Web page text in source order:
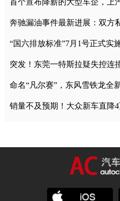
突发！东莞一特斯拉疑失控连
命名“凡尔赛”，东风雪铁龙全
销量不及预期！大众新车直降